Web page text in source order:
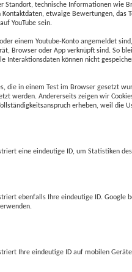
Standort, technische Informationen wie
etwaige Bewertungen, das
YouTube sein.
einem Youtube-Konto angemeldet
Browser oder App verknüpft sind. So
Interaktionsdaten können nicht
die in einem Test im Browser gesetzt
werden. Andererseits zeigen wir
erheben, weil die
eine eindeutige ID, um Statistiken
ebenfalls Ihre eindeutige ID. Google
Ihre eindeutige ID auf mobilen